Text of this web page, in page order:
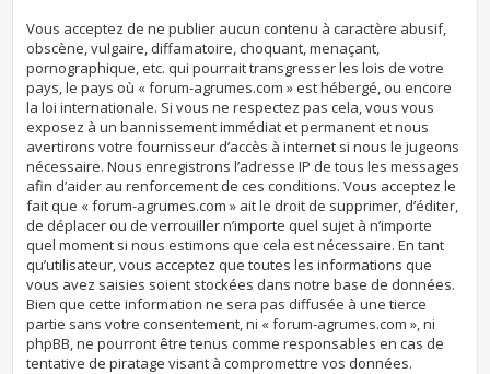
Vous acceptez de ne publier aucun contenu à caractère abusif,
obscène, vulgaire, diffamatoire, choquant, menaçant,
pornographique, etc. qui pourrait transgresser les lois de votre
pays, le pays où « forum-agrumes.com » est hébergé, ou encore
la loi internationale. Si vous ne respectez pas cela, vous vous
exposez à un bannissement immédiat et permanent et nous
avertirons votre fournisseur d’accès à internet si nous le jugeons
nécessaire. Nous enregistrons l’adresse IP de tous les messages
afin d’aider au renforcement de ces conditions. Vous acceptez le
fait que « forum-agrumes.com » ait le droit de supprimer, d’éditer,
de déplacer ou de verrouiller n’importe quel sujet à n’importe
quel moment si nous estimons que cela est nécessaire. En tant
qu’utilisateur, vous acceptez que toutes les informations que
vous avez saisies soient stockées dans notre base de données.
Bien que cette information ne sera pas diffusée à une tierce
partie sans votre consentement, ni « forum-agrumes.com », ni
phpBB, ne pourront être tenus comme responsables en cas de
tentative de piratage visant à compromettre vos données.